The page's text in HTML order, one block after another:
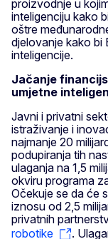
proizvodnje u
inteligenciju kako
oštre
djelovanje kako bi
inteligencije.
Jačanje
umjetne
Javni i privatni
istraživanje i
najmanje 20
podupiranja tih
ulaganja na 1,5
okviru programa
Očekuje se da će
iznosu od 2,5
privatnih
robotike
.